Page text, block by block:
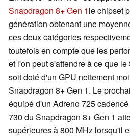
Snapdragon 8+ Gen 1le chipset
génération obtenant une
ces deux catégories
toutefois en compte que les
et l'on peut s'attendre à ce que
soit doté d'un GPU nettement
Snapdragon 8+ Gen 1. Le
équipé d'un Adreno 725
730 du Snapdragon 8+ Gen 1
supérieures à 800 MHz lorsqu'il